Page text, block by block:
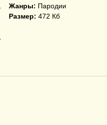
Жанры: Пародии
Размер: 472 Кб